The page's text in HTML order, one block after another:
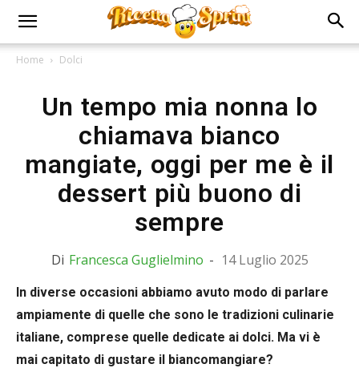
Home Dolci
Un tempo mia nonna lo
chiamava bianco
mangiate, oggi per me è il
dessert più buono di
sempre
Di Francesca Guglielmino - 14 Luglio 2025
In diverse occasioni abbiamo avuto modo di parlare
ampiamente di quelle che sono le tradizioni culinarie
italiane, comprese quelle dedicate ai dolci. Ma vi è
mai capitato di gustare il biancomangiare?